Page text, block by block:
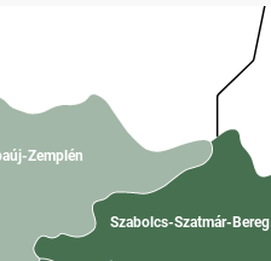
Szabolcs-Szatmár-Bereg
Zemplén